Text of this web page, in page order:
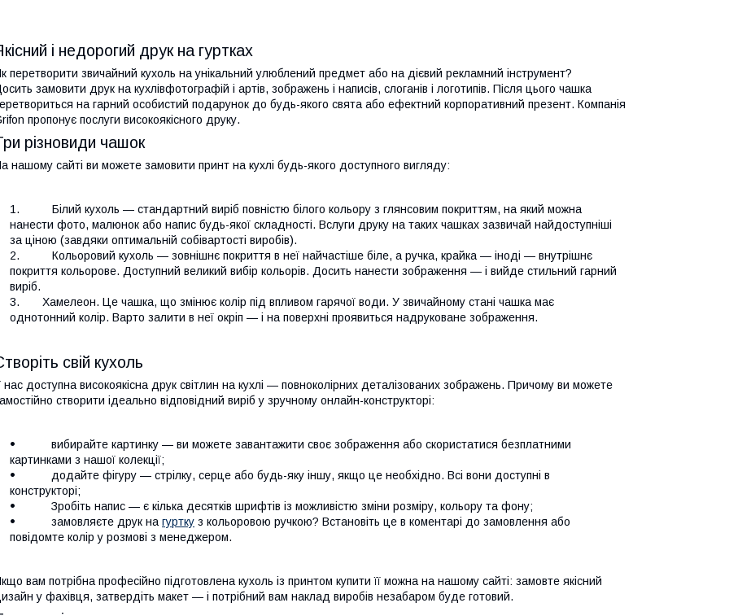
і недорогий друк на гуртках
перетворити звичайний кухоль на унікальний улюблений предмет або на дієвий рекламний інструмент?
замовити друк на кухлівфотографій і артів, зображень і написів, слоганів і логотипів. Після цього чашка
на гарний особистий подарунок до будь-якого свята або ефектний корпоративний презент. Компанія
пропонує послуги високоякісного друку.
різновиди чашок
нашому сайті ви можете замовити принт на кухлі будь-якого доступного вигляду:
Білий кухоль — стандартний виріб повністю білого кольору з глянсовим покриттям, на який можна
нанести фото, малюнок або напис будь-якої складності. Вслуги друку на таких чашках зазвичай найдоступніші
за ціною (завдяки оптимальній собівартості виробів).
Кольоровий кухоль — зовнішнє покриття в неї найчастіше біле, а ручка, крайка — іноді — внутрішнє
покриття кольорове. Доступний великий вибір кольорів. Досить нанести зображення — і вийде стильний гарний
виріб.
Хамелеон. Це чашка, що змінює колір під впливом гарячої води. У звичайному стані чашка має
однотонний колір. Варто залити в неї окріп — і на поверхні проявиться надруковане зображення.
свій кухоль
нас доступна високоякісна друк світлин на кухлі — повноколірних деталізованих зображень. Причому ви можете
створити ідеально відповідний виріб у зручному онлайн-конструкторі:
вибирайте картинку — ви можете завантажити своє зображення або скористатися безплатними
картинками з нашої колекції;
додайте фігуру — стрілку, серце або будь-яку іншу, якщо це необхідно. Всі вони доступні в
конструкторі;
Зробіть напис — є кілька десятків шрифтів із можливістю зміни розміру, кольору та фону;
замовляєте друк нагуртку з кольоровою ручкою? Встановіть це в коментарі до замовлення або
повідомте колір у розмові з менеджером.
вам потрібна професійно підготовлена кухоль із принтом купити її можна на нашому сайті: замовте якісний
у фахівця, затвердіть макет — і потрібний вам наклад виробів незабаром буде готовий.